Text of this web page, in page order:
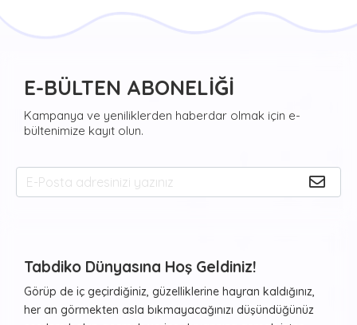
E-BÜLTEN ABONELİĞİ
Kampanya ve yeniliklerden haberdar olmak için e-
bültenimize kayıt olun.
Tabdiko Dünyasına Hoş Geldiniz!
Görüp de iç geçirdiğiniz, güzelliklerine hayran kaldığınız,
her an görmekten asla bıkmayacağınızı düşündüğünüz